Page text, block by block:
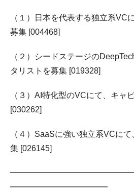
（１）日本を代表する独立系VC
募集 [004468]
（２）シードステージの
タリストを募集 [019328]
（３）AI特化型のVCにて、キャ
[030262]
（４）SaaSに強い独立系VCに
集 [026145]
━━━━━━━━━━━━